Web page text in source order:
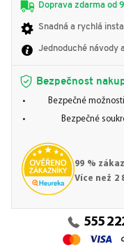
Doprava zdarma od
Snadná a rychlá
Jednoduché návody
Bezpečnost
Bezpečné
Bezpečné
99 %
Více než 2
555